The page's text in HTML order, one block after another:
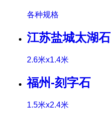
各种规格
江苏盐城太湖石
2.6米x1.4米
福州-刻字石
1.5米x2.4米